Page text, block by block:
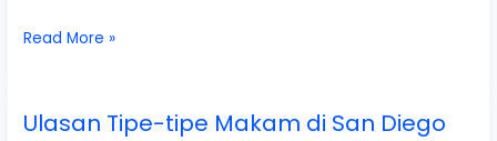
Mie
di
Read More »
Ulasan Tipe-tipe Makam di San Diego